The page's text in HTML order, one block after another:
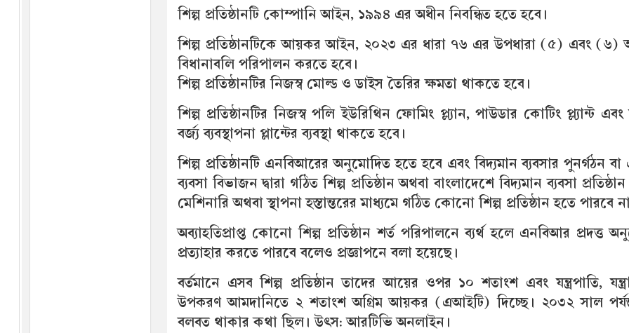
শিল্প প্রতিষ্ঠানটি কোম্পানি আইন, ১৯৯৪ এর অধীন নিবন্ধিত হতে হবে।
শিল্প প্রতিষ্ঠানটিকে আয়কর আইন, ২০২৩ এর ধারা ৭৬ এর উপধারা (৫) এবং (৬)
বিধানাবলি পরিপালন করতে হবে।
শিল্প প্রতিষ্ঠানটির নিজস্ব মোল্ড ও ডাইস তৈরির ক্ষমতা থাকতে হবে।
শিল্প প্রতিষ্ঠানটির নিজস্ব পলি ইউরিথিন ফোমিং প্ল্যান, পাউডার কোটিং প্ল্যান্ট এবং
বর্জ্য ব্যবস্থাপনা প্লান্টের ব্যবস্থা থাকতে হবে।
শিল্প প্রতিষ্ঠানটি এনবিআরের অনুমোদিত হতে হবে এবং বিদ্যমান ব্যবসার পুনর্গঠন
ব্যবসা বিভাজন দ্বারা গঠিত শিল্প প্রতিষ্ঠান অথবা বাংলাদেশে বিদ্যমান ব্যবসা
মেশিনারি অথবা স্থাপনা হস্তান্তরের মাধ্যমে গঠিত কোনো শিল্প প্রতিষ্ঠান হতে পারবে
অব্যাহতিপ্রাপ্ত কোনো শিল্প প্রতিষ্ঠান শর্ত পরিপালনে ব্যর্থ হলে এনবিআর প্রদত্ত
প্রত্যাহার করতে পারবে বলেও প্রজ্ঞাপনে বলা হয়েছে।
বর্তমানে এসব শিল্প প্রতিষ্ঠান তাদের আয়ের ওপর ১০ শতাংশ এবং যন্ত্রপাতি,
উপকরণ আমদানিতে ২ শতাংশ অগ্রিম আয়কর (এআইটি) দিচ্ছে। ২০৩২ সাল
বলবত থাকার কথা ছিল। উৎস: আরটিভি অনলাইন।